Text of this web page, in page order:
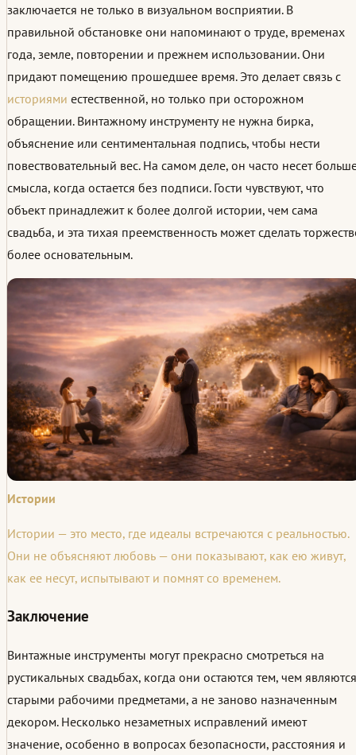
заключается не только в визуальном восприятии. В
правильной обстановке они напоминают о труде, временах
года, земле, повторении и прежнем использовании. Они
придают помещению прошедшее время. Это делает связь с
историями естественной, но только при осторожном
обращении. Винтажному инструменту не нужна бирка,
объяснение или сентиментальная подпись, чтобы нести
повествовательный вес. На самом деле, он часто несет
смысла, когда остается без подписи. Гости чувствуют, что
объект принадлежит к более долгой истории, чем сама
свадьба, и эта тихая преемственность может сделать
более основательным.
Истории
Истории — это место, где идеалы встречаются с реальностью.
Они не объясняют любовь — они показывают, как ею живут,
как ее несут, испытывают и помнят со временем.
Заключение
Винтажные инструменты могут прекрасно смотреться на
рустикальных свадьбах, когда они остаются тем, чем
старыми рабочими предметами, а не заново назначенным
декором. Несколько незаметных исправлений имеют
значение, особенно в вопросах безопасности, расстояния и